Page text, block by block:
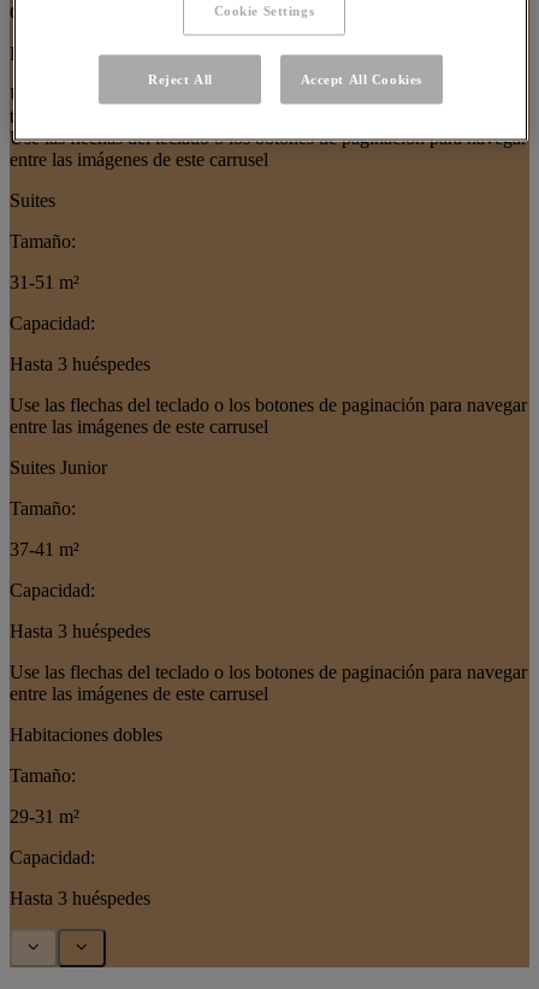
Capacidad:
Hasta 3 huéspedes
Use arrow keys or navigation buttons to browse through content in
this slider
Use las flechas del teclado o los botones de paginación para navegar
entre las imágenes de este carrusel
Suites
Tamaño:
31-51 m²
Capacidad:
Hasta 3 huéspedes
Use las flechas del teclado o los botones de paginación para navegar
entre las imágenes de este carrusel
Suites Junior
Tamaño:
37-41 m²
Capacidad:
Hasta 3 huéspedes
Use las flechas del teclado o los botones de paginación para navegar
entre las imágenes de este carrusel
Habitaciones dobles
Tamaño:
29-31 m²
Capacidad:
Hasta 3 huéspedes
Cookie Settings
Reject All Accept All Cookies